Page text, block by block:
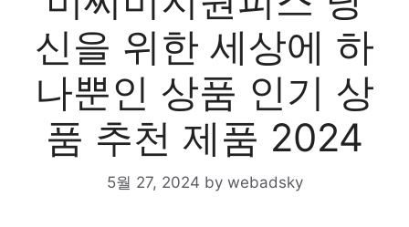
신을 위한 세상에 하
나뿐인 상품 인기 상
품 추천 제품 2024
5월 27, 2024 by webadsky